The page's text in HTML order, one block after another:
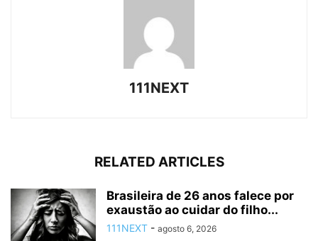
111NEXT
RELATED ARTICLES
Brasileira de 26 anos falece por
exaustão ao cuidar do filho...
111NEXT - agosto 6, 2026